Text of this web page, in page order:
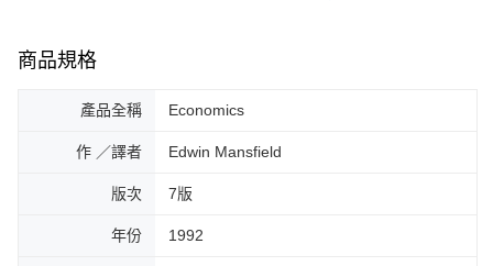
商品規格
產品全稱 Economics
作 ／譯者 Edwin Mansfield
版次 7版
年份 1992